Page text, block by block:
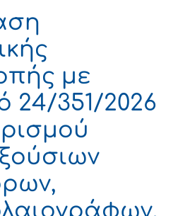
με
24/351/2026